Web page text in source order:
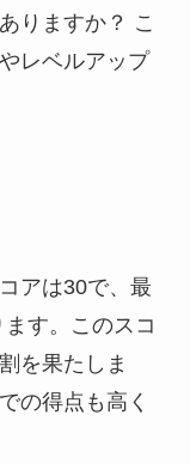
りますか？ こ
レベルアップ
アは30で、最
す。このスコ
を果たしま
の得点も高く